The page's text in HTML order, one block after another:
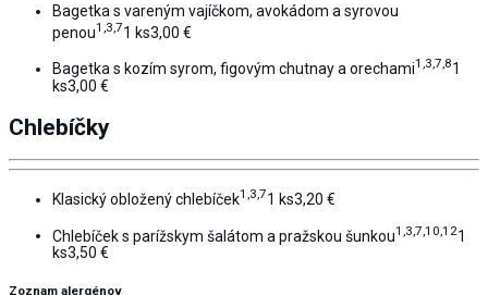
Bagetka s vareným vajíčkom, avokádom a syrovou
penou1,3,71 ks3,00 €
Bagetka s kozím syrom, figovým chutnay a orechami1,3,7,81
ks3,00 €
Chlebíčky
Klasický obložený chlebíček1,3,71 ks3,20 €
Chlebíček s parížskym šalátom a pražskou šunkou1,3,7,10,121
ks3,50 €
Zoznam alergénov